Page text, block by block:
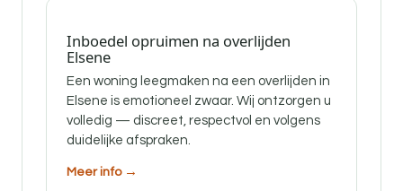
Inboedel opruimen na overlijden
Elsene
Een woning leegmaken na een overlijden in
Elsene is emotioneel zwaar. Wij ontzorgen u
volledig — discreet, respectvol en volgens
duidelijke afspraken.
Meer info →